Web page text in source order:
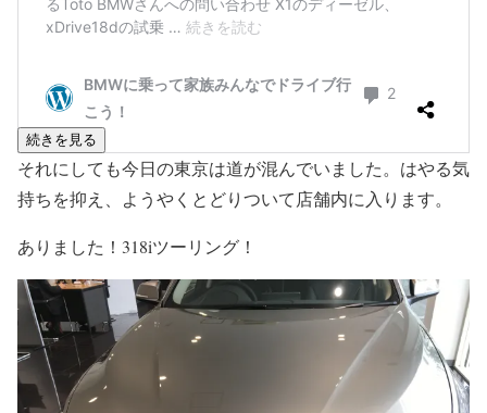
続きを見る
それにしても今日の東京は道が混んでいました。はやる気
持ちを抑え、ようやくとどりついて店舗内に入ります。
ありました！318iツーリング！